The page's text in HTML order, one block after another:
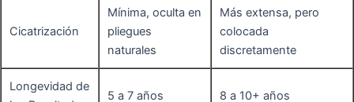
Cicatrización
Mínima, oculta en
pliegues
naturales
Más extensa, pero
colocada
discretamente
Longevidad de
5 a 7 años 8 a 10+ años